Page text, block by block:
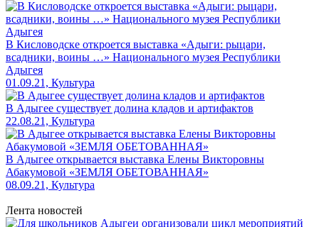
В Кисловодске откроется выставка «Адыги: рыцари,
всадники, воины …» Национального музея Республики
Адыгея
01.09.21, Культура
В Адыгее существует долина кладов и артифактов
22.08.21, Культура
В Адыгее открывается выставка Елены Викторовны
Абакумовой «ЗЕМЛЯ ОБЕТОВАННАЯ»
08.09.21, Культура
Лента новостей